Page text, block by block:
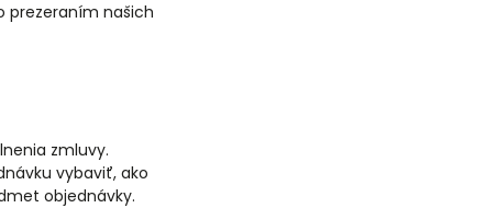
prezeraním našich
zmluvy.
vybaviť, ako
objednávky.